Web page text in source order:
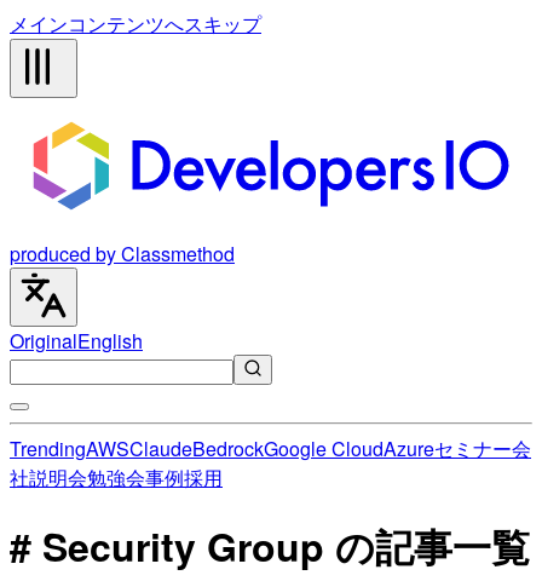
メインコンテンツへスキップ
produced by Classmethod
OriginalEnglish
TrendingAWSClaudeBedrockGoogle CloudAzureセミナー会
社説明会勉強会事例採用
# Security Group の記事一覧